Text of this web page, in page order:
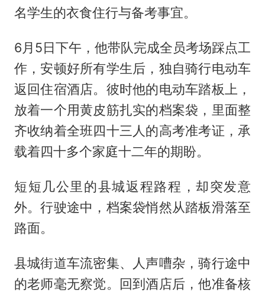
名学生的衣食住行与备考事宜。
6月5日下午，他带队完成全员考场踩点工
作，安顿好所有学生后，独自骑行电动车
返回住宿酒店。彼时他的电动车踏板上，
放着一个用黄皮筋扎实的档案袋，里面整
齐收纳着全班四十三人的高考准考证，承
载着四十多个家庭十二年的期盼。
短短几公里的县城返程路程，却突发意
外。行驶途中，档案袋悄然从踏板滑落至
路面。
县城街道车流密集、人声嘈杂，骑行途中
的老师毫无察觉。回到酒店后，他准备核